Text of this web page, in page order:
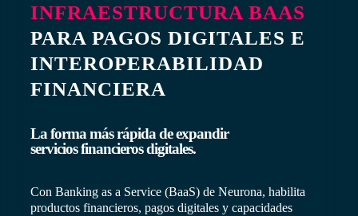
INFRAESTRUCTURA BAAS
PARA PAGOS DIGITALES E
INTEROPERABILIDAD
FINANCIERA
La forma más rápida de expandir
servicios financieros digitales.
Con Bankingas a Service (BaaS) de Neurona, habilita
productos financieros, pagos digitales y capacidades